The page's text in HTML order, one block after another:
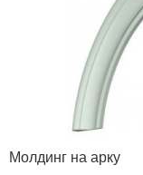
Молдинг на арку